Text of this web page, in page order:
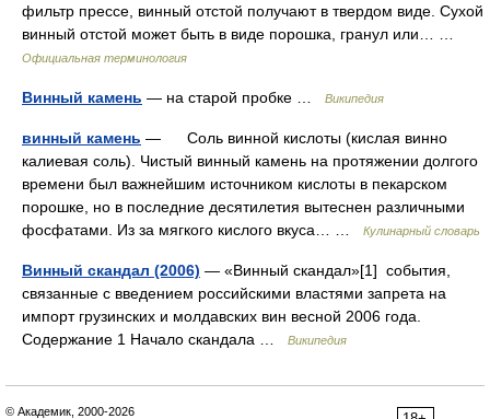
фильтр прессе, винный отстой получают в твердом виде. Сухой
винный отстой может быть в виде порошка, гранул или… …
Официальная терминология
Винный камень — на старой пробке … Википедия
винный камень — Соль винной кислоты (кислая винно
калиевая соль). Чистый винный камень на протяжении долгого
времени был важнейшим источником кислоты в пекарском
порошке, но в последние десятилетия вытеснен различными
фосфатами. Из за мягкого кислого вкуса… …
Кулинарный словарь
Винный скандал (2006) — «Винный скандал»[1] события,
связанные с введением российскими властями запрета на
импорт грузинских и молдавских вин весной 2006 года.
Содержание 1 Начало скандала …
Википедия
© Академик, 2000-2026